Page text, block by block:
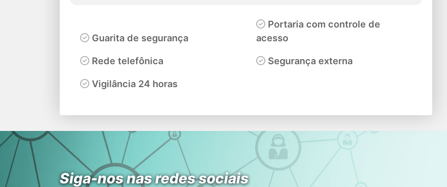
Guarita de segurança
Portaria com controle de
acesso
Rede telefônica Segurança externa
Vigilância 24 horas
Siga-nos nas redes sociais